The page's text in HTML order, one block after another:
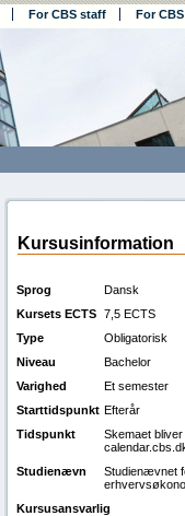
For CBS staff For
Kursusinformation
Sprog
Dansk
Kursets ECTS 7,5 ECTS
Type
Obligatorisk
Niveau
Bachelor
Varighed
Et semester
Starttidspunkt Efterår
Tidspunkt
Skemaet
Studienævn
Studienævnet
Kursusansvarlig